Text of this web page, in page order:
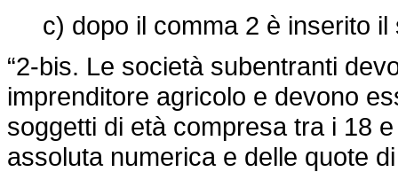
c) dopo il comma 2 è inserito il
“2-bis. Le società subentranti
imprenditore agricolo e devono
soggetti di età compresa tra i 18
assoluta numerica e delle quote